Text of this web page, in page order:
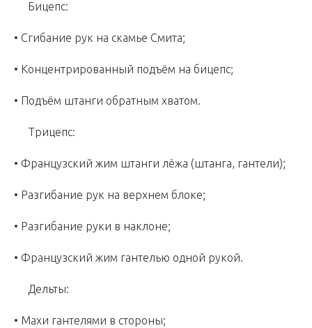
Бицепс:
• Сгибание рук на скамье Смита;
• Концентрированный подъём на бицепс;
• Подъём штанги обратным хватом.
Трицепс:
• Французский жим штанги лёжа (штанга, гантели);
• Разгибание рук на верхнем блоке;
• Разгибание руки в наклоне;
• Французский жим гантелью одной рукой.
Дельты:
• Махи гантелями в стороны;